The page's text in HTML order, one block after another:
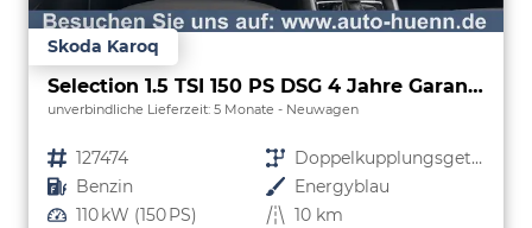
Skoda Karoq
Selection 1.5 TSI 150 PS DSG 4 Jahre Garantie-Keyless Start-AppleCarPlay-AndroidAuto-Sunset-Tempomat-2-Zonen-Klima-16''Alu
unverbindliche Lieferzeit: 5 Monate Neuwagen
Fahrzeugnr. 127474 Getriebe
Doppelkupplungsgetriebe (DSG)
Kraftstoff Benzin Außenfarbe Energyblau
Leistung 110 kW (150 PS) Kilometerstand 10 km